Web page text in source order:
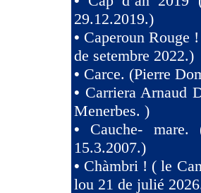
29.12.2019.)
• Caperoun Rouge
de setembre 2022.)
• Carce. (Pierre
• Carriera Arnaud
Menerbes. )
• Cauche- mare.
15.3.2007.)
• Chàmbri ! ( le
lou 21 de julié